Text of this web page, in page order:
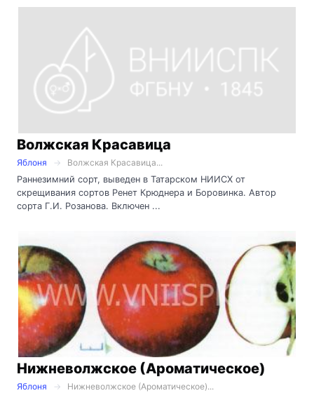
Волжская Красавица
Яблоня
Волжская Красавица...
Раннезимний сорт, выведен в Татарском НИИСХ от
скрещивания сортов Ренет Крюднера и Боровинка. Автор
сорта Г.И. Розанова. Включен ...
Нижневолжское (Ароматическое)
Яблоня
Нижневолжское (Ароматическое)...